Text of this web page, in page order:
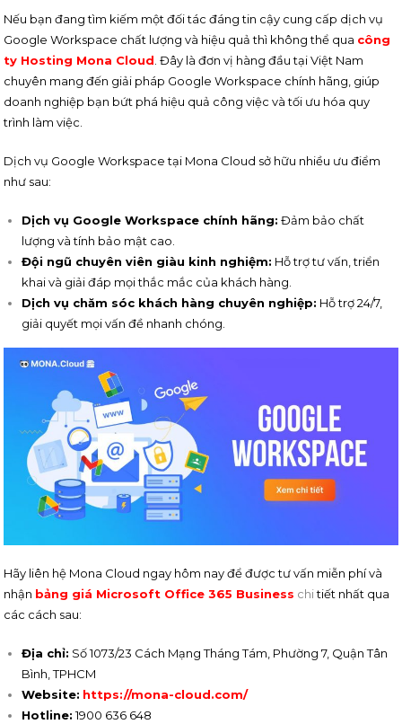
Nếu bạn đang tìm kiếm một đối tác đáng tin cậy cung cấp dịch vụ
Google Workspace chất lượng và hiệu quả thì không thể qua công
ty Hosting Mona Cloud . Đây là đơn vị hàng đầu tại Việt Nam
chuyên mang đến giải pháp Google Workspace chính hãng, giúp
doanh nghiệp bạn bứt phá hiệu quả công việc và tối ưu hóa quy
trình làm việc.
Dịch vụ Google Workspace tại Mona Cloud sở hữu nhiều ưu điểm
như sau:
Dịch vụ Google Workspace chính hãng: Đảm bảo chất
lượng và tính bảo mật cao.
Đội ngũ chuyên viên giàu kinh nghiệm: Hỗ trợ tư vấn, triển
khai và giải đáp mọi thắc mắc của khách hàng.
Dịch vụ chăm sóc khách hàng chuyên nghiệp: Hỗ trợ 24/7,
giải quyết mọi vấn đề nhanh chóng.
Hãy liên hệ Mona Cloud ngay hôm nay để được tư vấn miễn phí và
nhận bảng giá Microsoft Office 365 Business chitiết nhất qua
các cách sau:
Địa chỉ: Số 1073/23 Cách Mạng Tháng Tám, Phường 7, Quận Tân
Bình, TPHCM
Website: https://mona-cloud.com/
Hotline:1900 636 648